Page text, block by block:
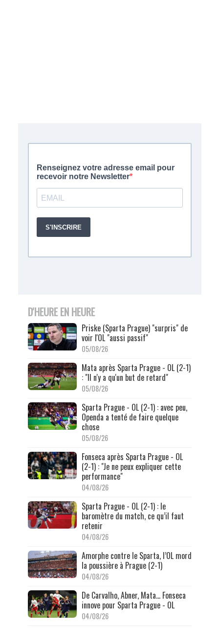
D'HEURE EN HEURE
Priske (Sparta Prague) "surpris" de
voir l'OL "aussi passif"
05/08/26
Mata après Sparta Prague - OL (2-1)
: "Il n'y a qu'un but de retard"
05/08/26
Sparta Prague - OL (2-1) : avec peu,
Openda a tenté de faire quelque
chose
05/08/26
Fonseca après Sparta Prague - OL
(2-1) : "Je ne peux expliquer cette
performance"
04/08/26
Sparta Prague - OL (2-1) : le
baromètre du match, ce qu’il faut
retenir
04/08/26
Amorphe contre le Sparta, l’OL mord
la poussière à Prague (2-1)
04/08/26
De Carvalho, Abner, Mata… Fonseca
innove pour Sparta Prague - OL
04/08/26